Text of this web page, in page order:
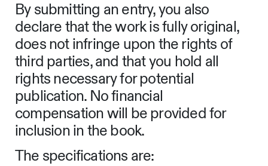
By submitting an entry, you also
declare that the work is fully original,
does not infringe upon the rights of
third parties, and that you hold all
rights necessary for potential
publication. No financial
compensation will be provided for
inclusion in the book.
The specifications are: